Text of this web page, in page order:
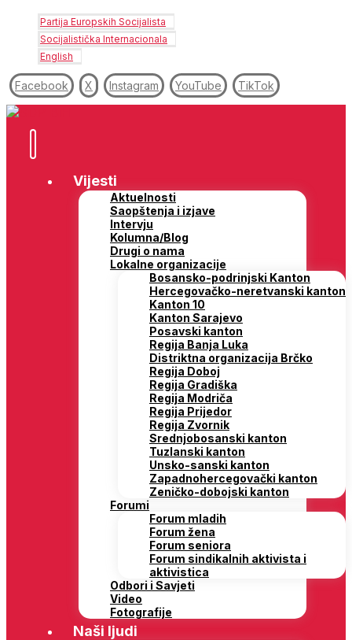
Partija Europskih Socijalista
Socijalistička Internacionala
English
Facebook X Instagram YouTube TikTok
Vijesti
Aktuelnosti
Saopštenja i izjave
Intervju
Kolumna/Blog
Drugi o nama
Lokalne organizacije
Bosansko-podrinjski Kanton
Hercegovačko-neretvanski kanton
Kanton 10
Kanton Sarajevo
Posavski kanton
Regija Banja Luka
Distriktna organizacija Brčko
Regija Doboj
Regija Gradiška
Regija Modriča
Regija Prijedor
Regija Zvornik
Srednjobosanski kanton
Tuzlanski kanton
Unsko-sanski kanton
Zapadnohercegovački kanton
Zeničko-dobojski kanton
Forumi
Forum mladih
Forum žena
Forum seniora
Forum sindikalnih aktivista i
aktivistica
Odbori i Savjeti
Video
Fotografije
Naši ljudi